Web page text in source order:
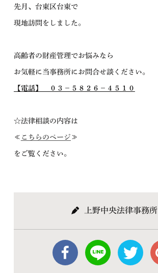
先月、台東区台東で
現地訪問をしました。
高齢者の財産管理でお悩みなら
お気軽に当事務所にお問合せ談ください。
【電話】 ０３－５８２６－４５１０
☆法律相談の内容は
≪ こちらのページ ≫
をご覧ください。
上野中央法律事務所